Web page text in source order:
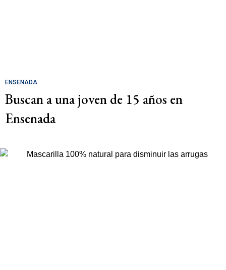
ENSENADA
Buscan a una joven de 15 años en
Ensenada